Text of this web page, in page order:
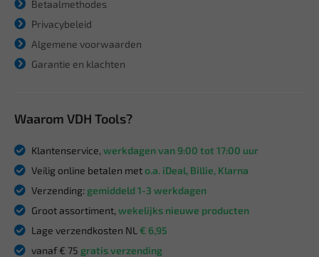
Betaalmethodes
Privacybeleid
Algemene voorwaarden
Garantie en klachten
Waarom VDH Tools?
Klantenservice, werkdagen van 9:00 tot 17:00 uur
Veilig online betalen meto.a. iDeal, Billie, Klarna
Verzending: gemiddeld 1-3 werkdagen
Groot assortiment, wekelijks nieuwe producten
Lage verzendkosten NL € 6,95
vanaf € 75 gratis verzending